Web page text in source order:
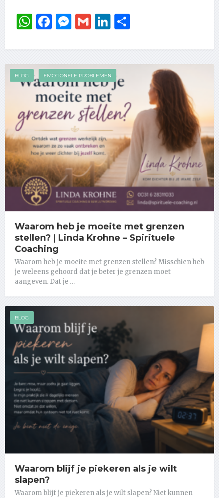
WhatsApp
Facebook
Messenger
GmailLinkedIn
BLOG EMOTIONELE PROBLEMEN
Waarom heb je moeite met grenzen
stellen? | Linda Krohne – Spirituele
Coaching
Waarom heb je moeite met grenzen stellen? Misschien heb
je weleens gehoord dat je beter je grenzen moet
aangeven. Dat je …
BLOG
Waarom blijf je piekeren als je wilt
slapen?
Waarom blijf je piekeren als je wilt slapen? Niet kunnen